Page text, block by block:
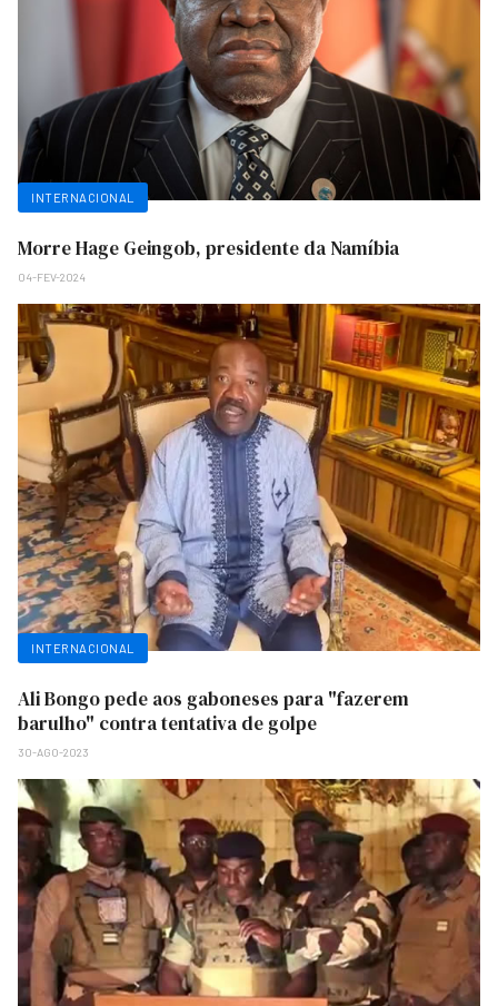
INTERNACIONAL
Morre Hage Geingob, presidente da Namíbia
04-FEV-2024
INTERNACIONAL
Ali Bongo pede aos gaboneses para "fazerem
barulho" contra tentativa de golpe
30-AGO-2023